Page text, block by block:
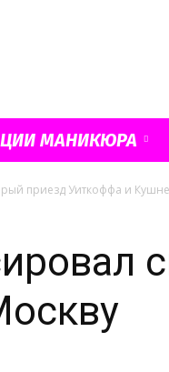
МАНИКЮРА
приезд Уиткоффа и